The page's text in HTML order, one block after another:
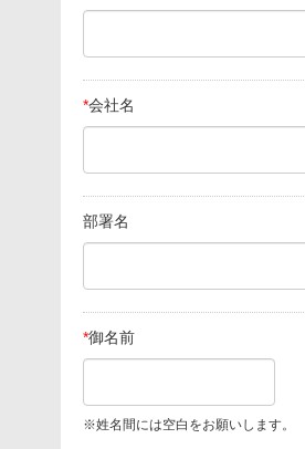
*会社名
部署名
*御名前
※姓名間には空白をお願いします。